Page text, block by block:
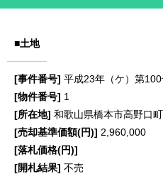
■土地
平成23年（ケ）第
1
和歌山県橋本市高野口
2,960,000
不売